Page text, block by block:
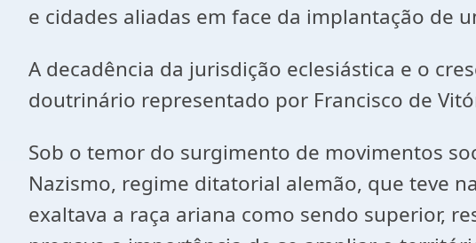
e cidades aliadas em face da implantação de
A decadência da jurisdição eclesiástica e o
doutrinário representado por Francisco de
Sob o temor do surgimento de movimentos
Nazismo, regime ditatorial alemão, que teve
exaltava a raça ariana como sendo superior,